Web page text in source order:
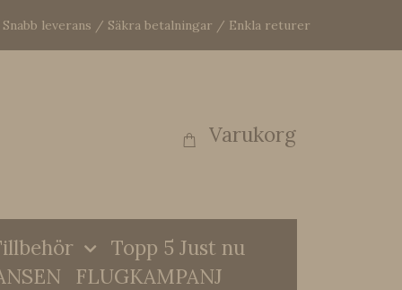
Snabb leverans / Säkra betalningar / Enkla returer
Varukorg
Topp 5 Just nu
FLUGKAMPANJ